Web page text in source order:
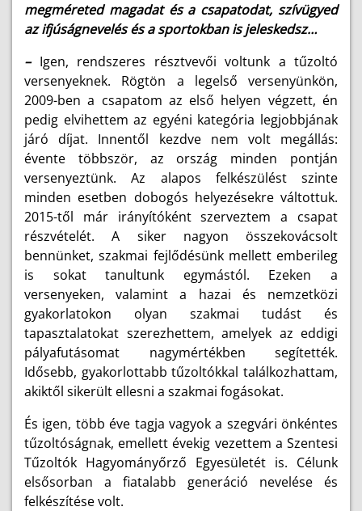
megméreted magadat és a csapatodat, szívügyed
az ifjúságnevelés és a sportokban is jeleskedsz…
– Igen, rendszeres résztvevői voltunk a tűzoltó
versenyeknek. Rögtön a legelső versenyünkön,
2009-ben a csapatom az első helyen végzett, én
pedig elvihettem az egyéni kategória legjobbjának
járó díjat. Innentől kezdve nem volt megállás:
évente többször, az ország minden pontján
versenyeztünk. Az alapos felkészülést szinte
minden esetben dobogós helyezésekre váltottuk.
2015-től már irányítóként szerveztem a csapat
részvételét. A siker nagyon összekovácsolt
bennünket, szakmai fejlődésünk mellett emberileg
is sokat tanultunk egymástól. Ezeken a
versenyeken, valamint a hazai és nemzetközi
gyakorlatokon olyan szakmai tudást és
tapasztalatokat szerezhettem, amelyek az eddigi
pályafutásomat nagymértékben segítették.
Idősebb, gyakorlottabb tűzoltókkal találkozhattam,
akiktől sikerült ellesni a szakmai fogásokat.
És igen, több éve tagja vagyok a szegvári önkéntes
tűzoltóságnak, emellett évekig vezettem a Szentesi
Tűzoltók Hagyományőrző Egyesületét is. Célunk
elsősorban a fiatalabb generáció nevelése és
felkészítése volt.